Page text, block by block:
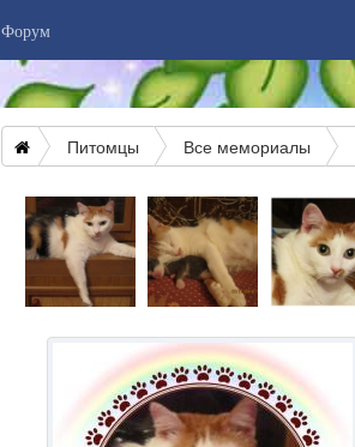
Форум
Питомцы Все мемориалы